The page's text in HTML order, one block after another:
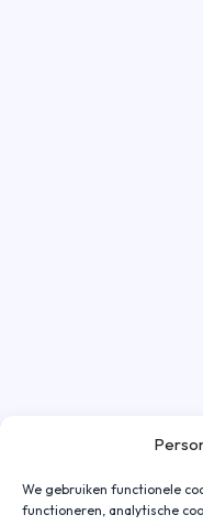
We gebruiken functionele
functioneren, analytische